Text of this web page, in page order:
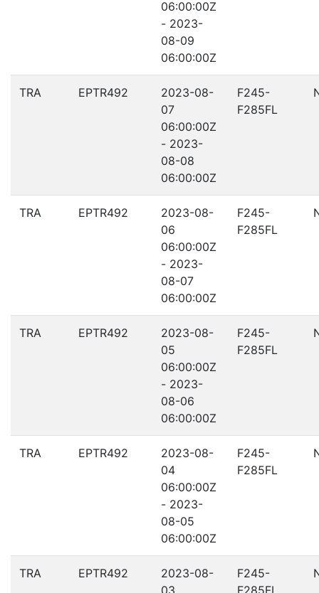
06:00:00Z
- 2023-
08-09
06:00:00Z
TRA EPTR492
2023-08-
07
06:00:00Z
- 2023-
08-08
06:00:00Z
F245-
F285FL
TRA EPTR492
2023-08-
06
06:00:00Z
- 2023-
08-07
06:00:00Z
F245-
F285FL
TRA EPTR492
2023-08-
05
06:00:00Z
- 2023-
08-06
06:00:00Z
F245-
F285FL
TRA EPTR492
2023-08-
04
06:00:00Z
- 2023-
08-05
06:00:00Z
F245-
F285FL
TRA EPTR492
2023-08-
03
F245-
F285FL